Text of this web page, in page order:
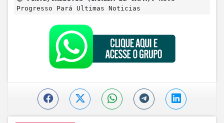
Progresso Pará Ultimas Noticias